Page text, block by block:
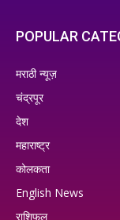
POPULAR
मराठी न्यूज़
चंद्रपूर
देश
महाराष्ट्र
कोलकता
English News
राशिफल